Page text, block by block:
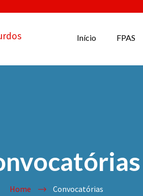
Início FPAS
Home Convocatórias